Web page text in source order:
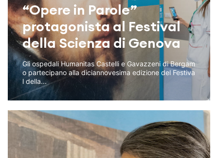
“Opere in Parole”
protagonista al Festival
della Scienza di Genova
Gli ospedali Humanitas Castelli e Gavazzeni di Bergam
o partecipano alla diciannovesima edizione del Festiva
l della...